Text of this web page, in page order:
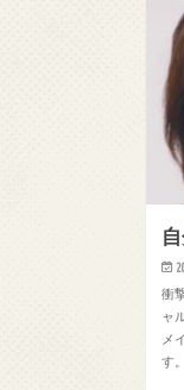
衝
ャ
メ
す